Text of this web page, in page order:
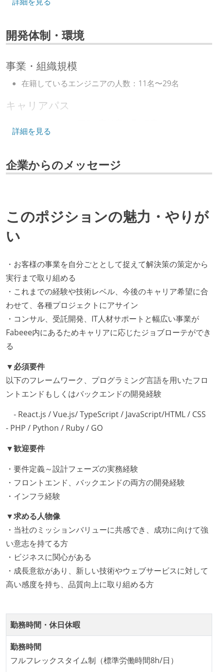
react.js
vue.js
開発体制・環境
事業・組織規模
在籍しているエンジニアの人数：11名〜29名
キャリアパス
ついて話す場が設けられている
技術カルチャー
CTO またはそれに準じる、技術やワークフローの標準
れ、参加者が自主的に参加している
開発メンバーの裁量
設計・実装から運用までを同じ開発チームが担い、フ
ロントエンド、バックエンド、インフラといった役割
の境界を超えて、個人が必要な範囲にまで染み出して
いく姿勢が根付いている
ユーザーのニーズや課題を理解するために、開発チー
る
企画を決定する場に、実装を担当する開発メンバーが
参加している
ながら、納期または盛り込む機能を柔軟に調整する形
で行う
労働環境の自由度
フレックスタイム制または裁量労働制を採用している
メンバーの多様性
開発メンバーの新卒採用を実施している
職業安定法に対応する記載事項
受動喫煙防止措置：屋内禁煙（屋内に喫煙可能室設
置）
詳細を見る
企業からのメッセージ
このポジションの魅力・やりが
い
・お客様の事業を自分ごととして捉えて解決策の策定から
実行まで取り組める
・これまでの経験や技術レベル、今後のキャリア希望に合
わせて、各種プロジェクトにアサイン
・コンサル、受託開発、IT人材サポートと幅広い事業が
Fabeee内にあるためキャリアに応じたジョブローテができ
る
▼必須要件
以下のフレームワーク、プログラミング言語を⽤いたフロ
ントエンドもしくはバックエンドの開発経験
- React.js / Vue.js/ TypeScript / JavaScript/HTML / CSS
- PHP / Python / Ruby / GO
▼歓迎要件
・要件定義～設計フェーズの実務経験
・フロントエンド、バックエンドの両方の開発経験
・インフラ経験
▼求める人物像
・当社のミッションバリューに共感でき、成功に向けて強
い意志を持てる方
・ビジネスに関心がある
・成長意欲があり、新しい技術やウェブサービスに対して
高い感度を持ち、品質向上に取り組める方
勤務時間・休日休暇
勤務時間
フルフレックスタイム制（標準労働時間8h/日）